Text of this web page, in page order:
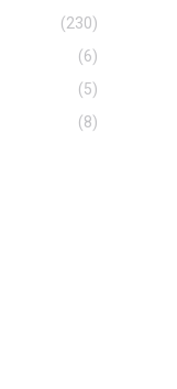
(230)
(6)
(5)
(8)